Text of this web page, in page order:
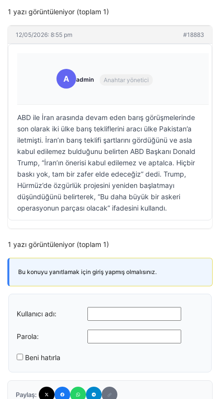
1 yazı görüntüleniyor (toplam 1)
12/05/2026: 8:55 pm #18883
A admin Anahtar yönetici
ABD ile İran arasında devam eden barış görüşmelerinde
son olarak iki ülke barış tekliflerini aracı ülke Pakistan’a
iletmişti. İran’ın barış teklifi şartlarını gördüğünü ve asla
kabul edilemez bulduğunu belirten ABD Başkanı Donald
Trump, “İran’ın önerisi kabul edilemez ve aptalca. Hiçbir
baskı yok, tam bir zafer elde edeceğiz” dedi. Trump,
Hürmüz’de özgürlük projesini yeniden başlatmayı
düşündüğünü belirterek, “Bu daha büyük bir askeri
operasyonun parçası olacak” ifadesini kullandı.
1 yazı görüntüleniyor (toplam 1)
Bu konuyu yanıtlamak için giriş yapmış olmalısınız.
Kullanıcı adı:
Parola:
Beni hatırla
Paylaş: